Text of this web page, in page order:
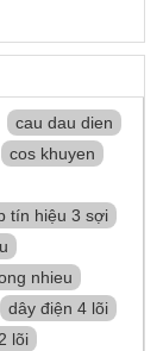
cau dau dien
cos khuyen
tín hiệu 3 sợi
nhieu
dây điện 4 lõi
lõi